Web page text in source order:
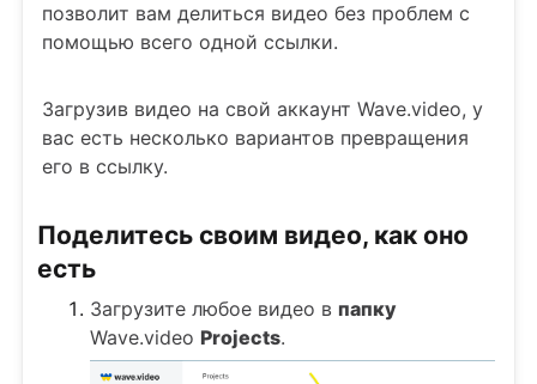
позволит вам делиться видео без проблем с
помощью всего одной ссылки.
Загрузив видео на свой аккаунт Wave.video, у
вас есть несколько вариантов превращения
его в ссылку.
Поделитесь своим видео, как оно
есть
Загрузите любое видео в папку
Wave.video Projects.